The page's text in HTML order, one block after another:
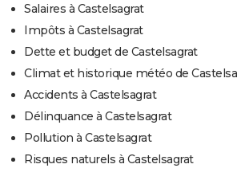
Salaires à Castelsagrat
Impôts à Castelsagrat
Dette et budget de Castelsagrat
Climat et historique météo de
Accidents à Castelsagrat
Délinquance à Castelsagrat
Pollution à Castelsagrat
Risques naturels à Castelsagrat